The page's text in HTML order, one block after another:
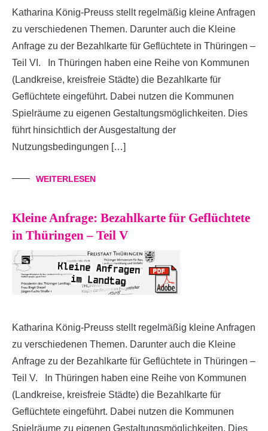
Katharina König-Preuss stellt regelmäßig kleine Anfragen
zu verschiedenen Themen. Darunter auch die Kleine
Anfrage zu der Bezahlkarte für Geflüchtete in Thüringen –
Teil VI. In Thüringen haben eine Reihe von Kommunen
(Landkreise, kreisfreie Städte) die Bezahlkarte für
Geflüchtete eingeführt. Dabei nutzen die Kommunen
Spielräume zu eigenen Gestaltungsmöglichkeiten. Dies
führt hinsichtlich der Ausgestaltung der
Nutzungsbedingungen […]
WEITERLESEN
Kleine Anfrage: Bezahlkarte für Geflüchtete
in Thüringen – Teil V
Katharina König-Preuss stellt regelmäßig kleine Anfragen
zu verschiedenen Themen. Darunter auch die Kleine
Anfrage zu der Bezahlkarte für Geflüchtete in Thüringen –
Teil V. In Thüringen haben eine Reihe von Kommunen
(Landkreise, kreisfreie Städte) die Bezahlkarte für
Geflüchtete eingeführt. Dabei nutzen die Kommunen
Spielräume zu eigenen Gestaltungsmöglichkeiten. Dies